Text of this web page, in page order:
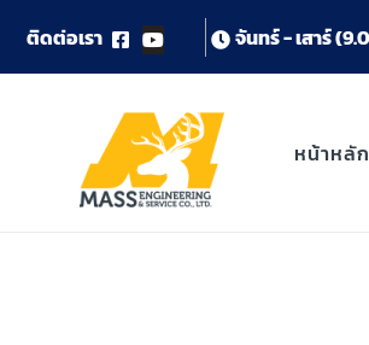
ตดตอเรา จนทร-เสาร(9.0
หน้าหลัก